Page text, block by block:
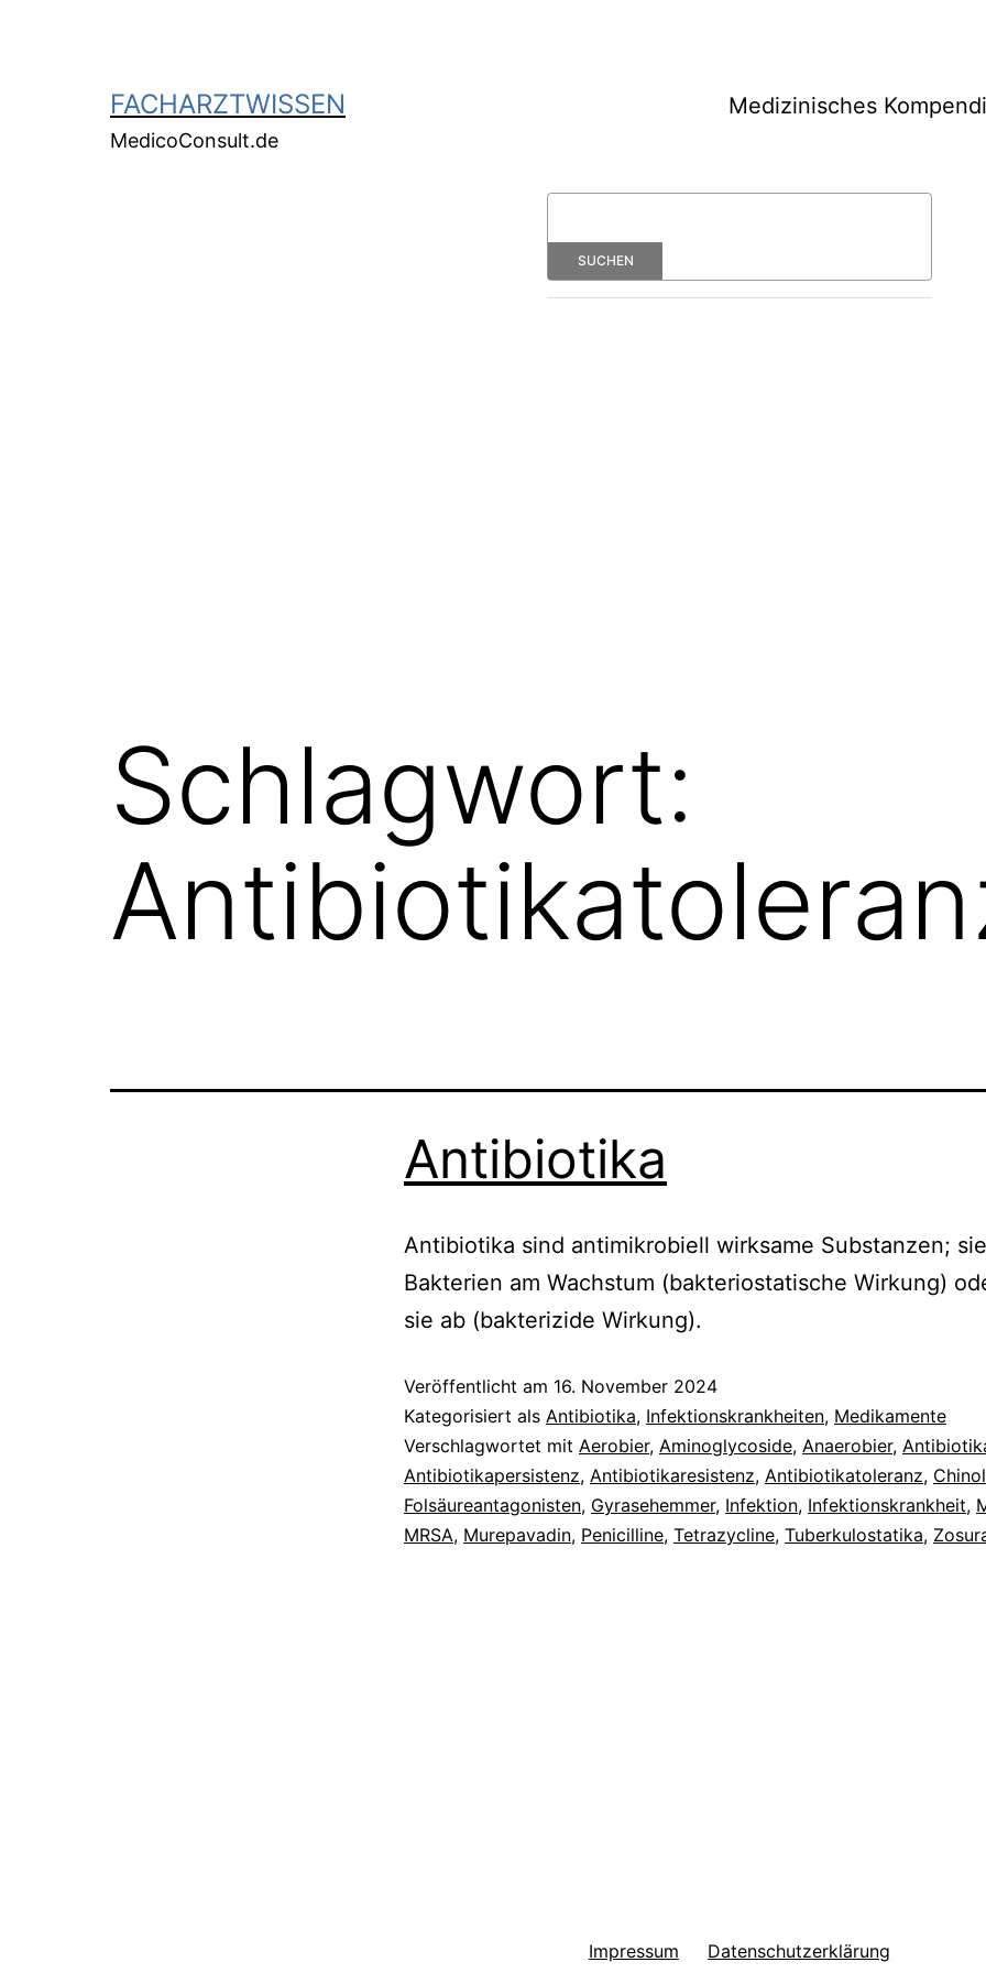
FACHARZTWISSEN
MedicoConsult.de
Medizinisches
Schlagwort:
Antibiotika
Antibiotika sind antimikrobiell wirksame Substanzen;
Bakterien am Wachstum (bakteriostatische Wirkung)
sie ab (bakterizide Wirkung).
Veröffentlicht am 16. November 2024
Kategorisiert als Antibiotika, Infektionskrankheiten, Medikamente
Verschlagwortet mit Aerobier, Aminoglycoside, Anaerobier,
Antibiotikapersistenz, Antibiotikaresistenz, Antibiotikatoleranz,
Folsäureantagonisten, Gyrasehemmer, Infektion, Infektionskrankheit,
MRSA, Murepavadin, Penicilline, Tetrazycline, Tuberkulostatika,
Impressum Datenschutzerklärung